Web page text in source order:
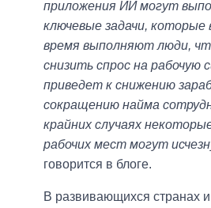
приложения ИИ могут
ключевые задачи,
время выполняют люди,
снизить спрос на рабочую
приведет к снижению
сокращению найма
крайних случаях
рабочих мест могут
говорится в блоге.
В развивающихся странах и